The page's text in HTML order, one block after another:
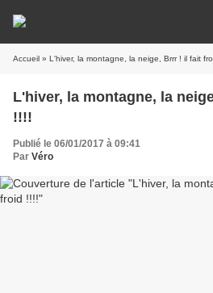
Accueil » L'hiver, la montagne, la neige, Brrr ! il fait
L'hiver, la montagne, la
!!!!
Publié le 06/01/2017 à 09:41
Par Véro